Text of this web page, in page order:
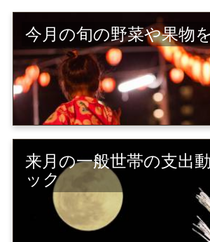
今月の旬の野菜や果物
来月の一般世帯の支出
ック